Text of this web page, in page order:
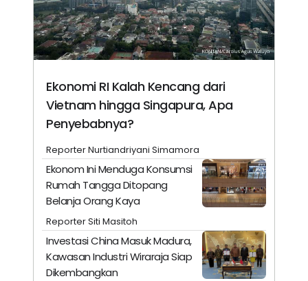
Ekonomi RI Kalah Kencang dari
Vietnam hingga Singapura, Apa
Penyebabnya?
Reporter Nurtiandriyani Simamora
Ekonom Ini Menduga Konsumsi
Rumah Tangga Ditopang
Belanja Orang Kaya
Reporter Siti Masitoh
Investasi China Masuk Madura,
Kawasan Industri Wiraraja Siap
Dikembangkan